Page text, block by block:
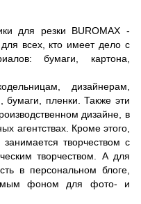
для резки BUROMAX -
всех, кто имеет дело с
бумаги, картона,
дизайнерам,
бумаги, пленки. Также эти
дизайне, в
агентствах. Кроме этого,
творчеством с
творчеством. А для
в персональном блоге,
фоном для фото- и